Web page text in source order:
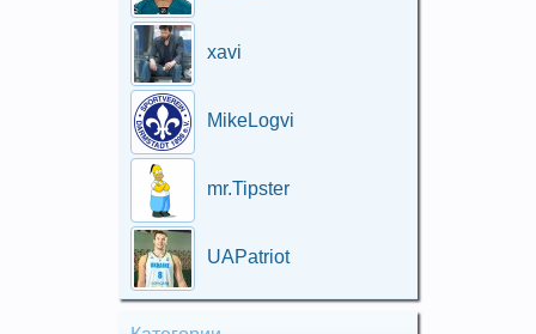
xavi
MikeLogvi
mr.Tipster
UAPatriot